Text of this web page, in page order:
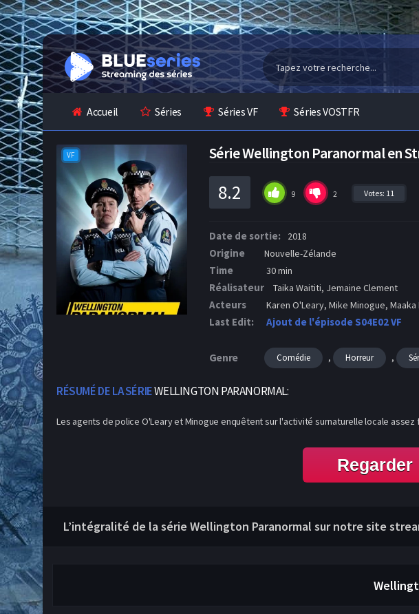
Accueil Séries Séries VF Séries VOSTFR
VF Série Wellington Paranormal en
8.2 9 2 Votes: 11
Date de sortie: 2018
Origine Nouvelle-Zélande
Time 30 min
Réalisateur Taika Waititi, Jemaine Clement
Acteurs Karen O'Leary, Mike Minogue, Maaka
Last Edit: Ajout de l'épisode S04E02 VF
Genre Comédie , Horreur ,
RÉSUMÉ DE LA SÉRIEWELLINGTON PARANORMAL:
Les agents de police O'Leary et Minogue enquêtent sur l'activité surnaturelle locale
Regarder
L’intégralité de la série Wellington Paranormal sur notre site